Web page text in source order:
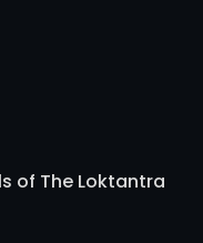
of The Loktantra